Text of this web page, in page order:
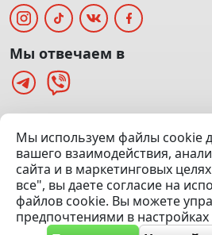
(Офис: 5 этаж | Осмотр авто: 5
Посмотреть на карте
© 2020 — 2026 VION.BY —
192961100 |Эвакуатор Минск
Мы используем файлы cookie
вашего взаимодействия,
сайта и в маркетинговых
все", вы даете согласие на
файлов cookie. Вы можете
предпочтениями в
Мы отвечаем в